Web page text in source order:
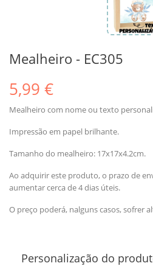
Mealheiro - EC305
5,99 €
Mealheiro com nome ou texto
Impressão em papel brilhante.
Tamanho do mealheiro: 17x17x4.2cm.
Ao adquirir este produto, o prazo de
aumentar cerca de 4 dias úteis.
O preço poderá, nalguns casos, sofrer
Personalização do